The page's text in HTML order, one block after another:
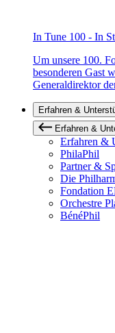
In Tune 100 - In
Um unsere 100.
besonderen Gast
Generaldirektor
Erfahren &
Erfahren &
Erfahren &
PhilaPhil
Partner &
Die
Fondation
Orchestre
BénéPhil